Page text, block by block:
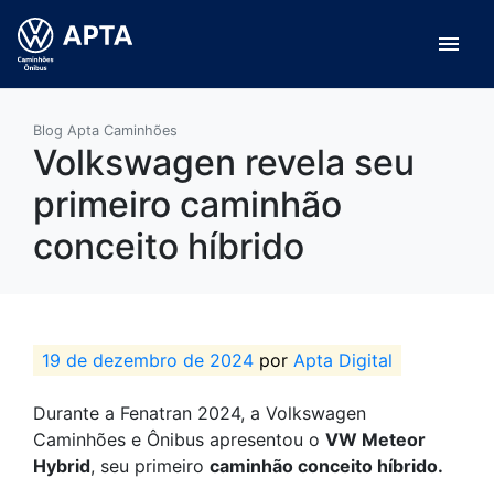
menu
Blog Apta Caminhões
Volkswagen revela seu
primeiro caminhão
conceito híbrido
19 de dezembro de 2024 por Apta Digital
Durante a Fenatran 2024, a Volkswagen
Caminhões e Ônibus apresentou o VW Meteor
Hybrid, seu primeiro caminhão conceito híbrido.